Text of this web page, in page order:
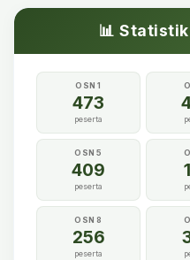
📊
OSN 1
473
peserta
OSN 5
409
peserta
OSN 8
256
peserta